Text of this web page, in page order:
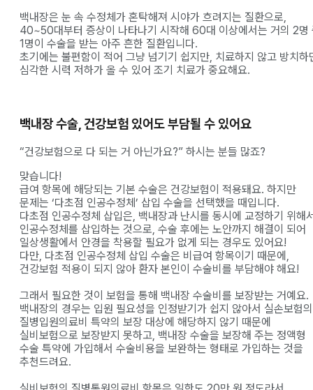
백내장은 눈 속 수정체가 혼탁해져 시야가 흐려지는 질환으로,
40~50대부터 증상이 나타나기 시작해 60대 이상에서는 거의 2명
1명이 수술을 받는 아주 흔한 질환입니다.
초기에는 불편함이 적어 그냥 넘기기 쉽지만, 치료하지 않고 방치하
심각한 시력 저하가 올 수 있어 조기 치료가 중요해요.
백내장 수술, 건강보험 있어도 부담될 수 있어요
“건강보험으로 다 되는 거 아닌가요?” 하시는 분들 많죠?
맞습니다!
급여 항목에 해당되는 기본 수술은 건강보험이 적용돼요. 하지만
문제는 ‘다초점 인공수정체’ 삽입 수술을 선택했을 때입니다.
다초점 인공수정체 삽입은, 백내장과 난시를 동시에 교정하기 위해
인공수정체를 삽입하는 것으로, 수술 후에는 노안까지 해결이 되어
일상생활에서 안경을 착용할 필요가 없게 되는 경우도 있어요!
다만, 다초점 인공수정체 삽입 수술은 비급여 항목이기 때문에,
건강보험 적용이 되지 않아 환자 본인이 수술비를 부담해야 해요!
그래서 필요한 것이 보험을 통해 백내장 수술비를 보장받는 거예요.
백내장의 경우는 입원 필요성을 인정받기가 쉽지 않아서 실손보험의
질병입원의료비 특약의 보장 대상에 해당하지 않기 때문에
실비보험으로 보장받지 못하고, 백내장 수술을 보장해 주는 정액형
수술 특약에 가입해서 수술비용을 보완하는 형태로 가입하는 것을
추천드려요.